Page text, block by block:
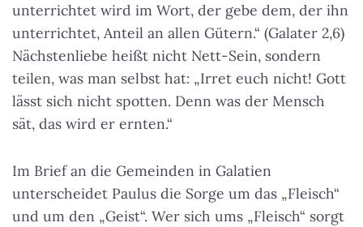
unterrichtet wird im Wort, der gebe dem, der ihn
unterrichtet, Anteil an allen Gütern.“ (Galater 2,6)
Nächstenliebe heißt nicht Nett-Sein, sondern
teilen, was man selbst hat: „Irret euch nicht! Gott
lässt sich nicht spotten. Denn was der Mensch
sät, das wird er ernten.“
Im Brief an die Gemeinden in Galatien
unterscheidet Paulus die Sorge um das „Fleisch“
und um den „Geist“. Wer sich ums „Fleisch“ sorgt